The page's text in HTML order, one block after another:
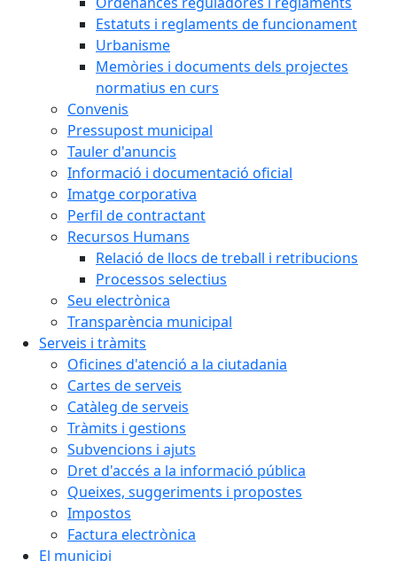
Estatuts i reglaments de funcionament
Urbanisme
Memòries i documents dels projectes
normatius en curs
Convenis
Pressupost municipal
Tauler d'anuncis
Informació i documentació oficial
Imatge corporativa
Perfil de contractant
Recursos Humans
Relació de llocs de treball i retribucions
Processos selectius
Seu electrònica
Transparència municipal
Serveis i tràmits
Oficines d'atenció a la ciutadania
Cartes de serveis
Catàleg de serveis
Tràmits i gestions
Subvencions i ajuts
Dret d'accés a la informació pública
Queixes, suggeriments i propostes
Impostos
Factura electrònica
El municipi